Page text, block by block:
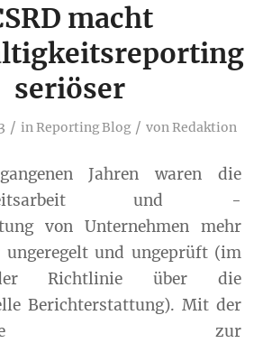
macht
seriöser
/ inReporting Blog / vonRedaktion
Jahren waren die
und -
von Unternehmen mehr
ungeregelt und ungeprüft (im
Richtlinie über die
Berichterstattung). Mit der
zur